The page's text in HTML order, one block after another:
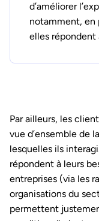
d’améliorer
notamment, en
elles répondent
Par ailleurs, les
vue d’ensemble de
lesquelles ils
répondent à leurs
entreprises (via les
organisations du
permettent